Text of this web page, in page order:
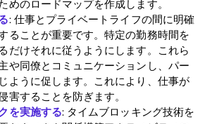
Home
Blog
Download
めのロードマップを作成します。
: 仕事とプライベートライフの間に明確
ることが重要です。特定の勤務時間を
だけそれに従うようにします。これら
や同僚とコミュニケーションし、パー
ように促します。これにより、仕事が
害することを防ぎます。
を実施する: タイムブロッキング技術を